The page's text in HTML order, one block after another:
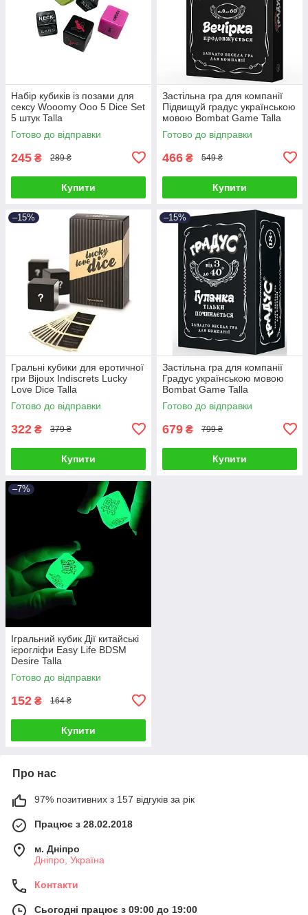
Набір кубиків із позами для
сексу Wooomy Ooo 5 Dice Set
5 штук Talla
Готово до відправки
245 ₴ 289 ₴
Купити
Застільна гра для компанії
Підвищуй градус українською
мовою Bombat Game Talla
Готово до відправки
466 ₴ 549 ₴
Купити
–15%
Гральні кубики для еротичної
гри Bijoux Indiscrets Lucky
Love Dice Talla
Готово до відправки
322 ₴ 379 ₴
Купити
–15%
Застільна гра для компанії
Градус українською мовою
Bombat Game Talla
Готово до відправки
679 ₴ 799 ₴
Купити
–7%
Ігральний кубик Дії китайські
ієрогліфи Easy Life BDSM
Desire Talla
Готово до відправки
152 ₴ 164 ₴
Купити
Про нас
97% позитивних з 157 відгуків за рік
Працює з 28.02.2018
м. Дніпро
Дніпро, Україна
Контакти
Сьогодні працює з 09:00 до 19:00